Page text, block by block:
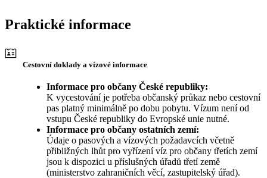
Praktické informace
Cestovní doklady a vízové informace
Informace pro občany České republiky:
K vycestování je potřeba občanský průkaz nebo cestovní
pas platný minimálně po dobu pobytu. Vízum není od
vstupu České republiky do Evropské unie nutné.
Informace pro občany ostatních zemí:
Údaje o pasových a vízových požadavcích včetně
přibližných lhůt pro vyřízení víz pro občany třetích zemí
jsou k dispozici u příslušných úřadů třetí země
(ministerstvo zahraničních věcí, zastupitelský úřad).